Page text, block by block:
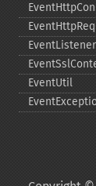
EventListener
EventUtil